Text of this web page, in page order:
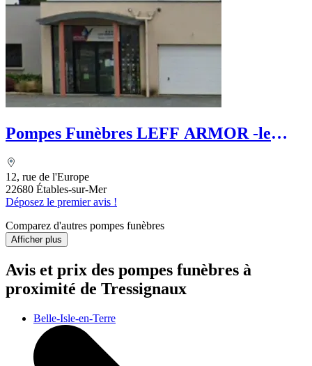
Pompes Funèbres LEFF ARMOR -le
12, rue de l'Europe
22680 Étables-sur-Mer
Déposez le premier avis !
Comparez d'autres pompes funèbres
Afficher plus
Avis et prix des pompes funèbres à
proximité de Tressignaux
Belle-Isle-en-Terre